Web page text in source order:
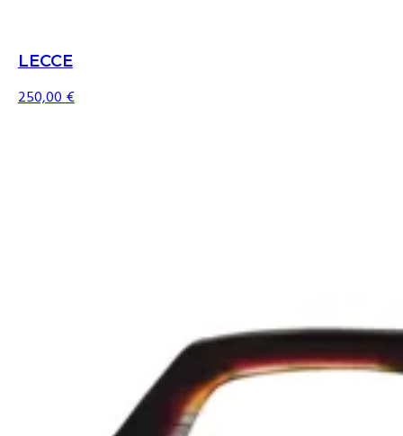
LECCE
250,00€